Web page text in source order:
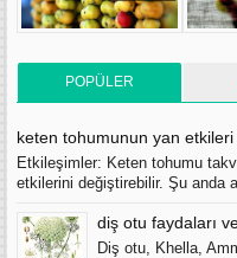
POPÜLER
keten tohumunun yan
Etkileşimler: Keten tohumu
etkilerini değiştirebilir. Şu anda
diş otu faydaları
Diş otu, Khella,